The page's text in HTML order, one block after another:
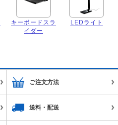
キーボードスラ
イダー
LEDライト
ご注文方法
送料・配送